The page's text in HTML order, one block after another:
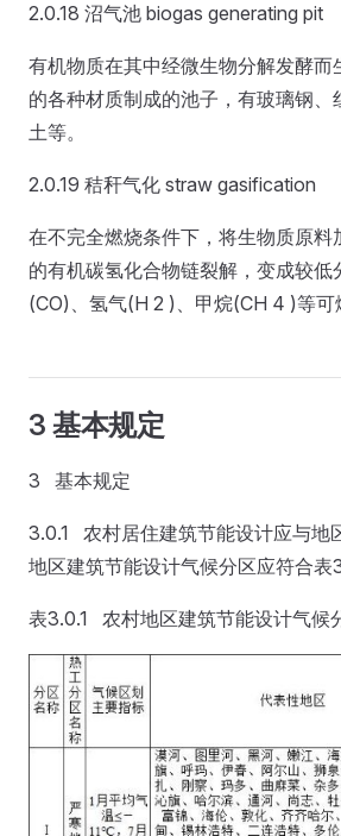
2.0.18 沼气池 biogas generating pit
有机物质在其中经微生物分解发酵而
的各种材质制成的池子，有玻璃钢、
土等。
2.0.19 秸秆气化 straw gasification
在不完全燃烧条件下，将生物质原料
的有机碳氢化合物链裂解，变成较低
(CO)、氢气(H 2 )、甲烷(CH 4 )等可
3 基本规定
3 基本规定
3.0.1 农村居住建筑节能设计应与地
地区建筑节能设计气候分区应符合表
表3.0.1 农村地区建筑节能设计气候